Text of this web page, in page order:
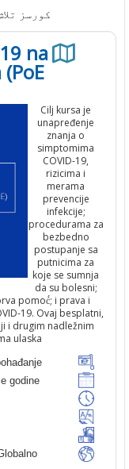
کورسز تلاش کرو:
19 na
(PoE)
Cilj kursa
COVID-19,
prevencije
bezbedno
postupanje
putnicima
koje se
da su
prva pomoć́; i prava i
COVID-19. Ovaj
policiji i drugim
tačkama ulaska.
za pohađanje
cele godine
Globalno